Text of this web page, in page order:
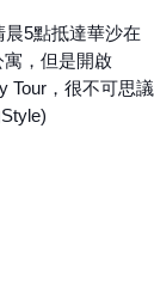
5點抵達華沙在
，但是開啟
Tour，很不可思議